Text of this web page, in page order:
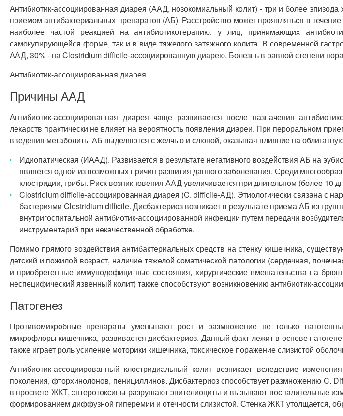
Антибиотик-ассоциированная диарея (ААД, нозокомиальный колит) - три и более
приемом антибактериальных препаратов (АБ). Расстройство может проявляться в
наиболее частой реакцией на антибиотикотерапию: у лиц, принимающих
самокупирующейся форме, так и в виде тяжелого затяжного колита. В современной
ААД, 30% - на Clostridium difficile-ассоциированную диарею. Болезнь в равной степени
Антибиотик-ассоциированная диарея
Причины ААД
Антибиотик-ассоциированная диарея чаще развивается после назначения
лекарств практически не влияет на вероятность появления диареи. При пероральном
введения метаболиты АБ выделяются с желчью и слюной, оказывая влияние на
Идиопатическая (ИААД). Развивается в результате негативного воздействия АБ на
является одной из возможных причин развития данного заболевания. Среди
клостридии, грибы. Риск возникновения ААД увеличивается при длительном (более
Clostridium difficile-ассоциированная диарея (C. difficile-АД). Этиологически связана с
бактериями Clostridium difficile. Дисбактериоз возникает в результате приема АБ из
внутригоспитальной антибиотик-ассоциированной инфекции путем передачи
инструментарий при некачественной обработке.
Помимо прямого воздействия антибактериальных средств на стенку кишечника,
детский и пожилой возраст, наличие тяжелой соматической патологии (сердечная,
и приобретенные иммунодефицитные состояния, хирургические вмешательства на
неспецифический язвенный колит) также способствуют возникновению антибиотик-
Патогенез
Противомикробные препараты уменьшают рост и размножение не только
микрофлоры кишечника, развивается дисбактериоз. Данный факт лежит в основе
также играет роль усиление моторики кишечника, токсическое поражение слизистой
Антибиотик-ассоциированный клостридиальный колит возникает вследствие
поколения, фторхинолонов, пенициллинов. Дисбактериоз способствует размножению C.
в просвете ЖКТ, энтеротоксины разрушают эпителиоциты и вызывают воспалительные
формированием диффузной гиперемии и отечности слизистой. Стенка ЖКТ утолщается,